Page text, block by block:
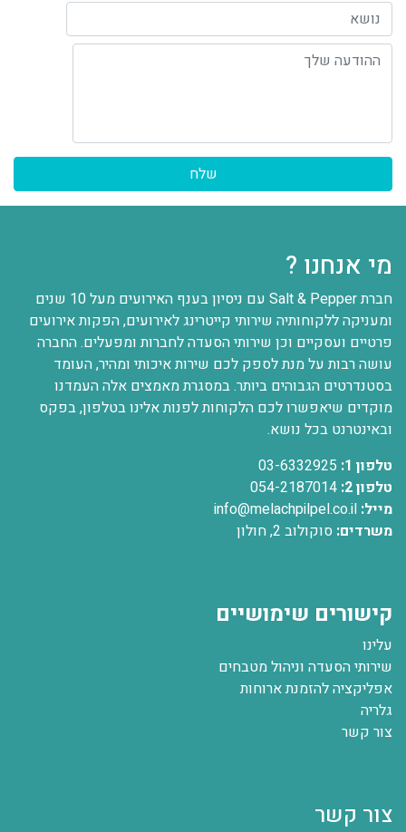
נושא
ההודעה שלך
מי אנחנו ?
חברת Salt & Pepper עם ניסיון בענף האירועים מעל 10 שנים
ומעניקה ללקוחותיה שירותי קייטרינג לאירועים, הפקות אירועים
פרטיים ועסקיים וכן שירותי הסעדה לחברות ומפעלים. החברה
עושה רבות על מנת לספק לכם שירות איכותי ומהיר, העומד
בסטנדרטים הגבוהים ביותר. במסגרת מאמצים אלה העמדנו
מוקדים שיאפשרו לכם הלקוחות לפנות אלינו בטלפון, בפקס
ובאינטרנט בכל נושא.
טלפון 1:
03-6332925
טלפון 2:
054-2187014
מייל: info@melachpilpel.co.il
משרדים: סוקולוב 2, חולון
קישורים שימושיים
עלינו
שירותי הסעדה וניהול מטבחים
אפליקציה להזמנת ארוחות
גלריה
צור קשר
צור קשר